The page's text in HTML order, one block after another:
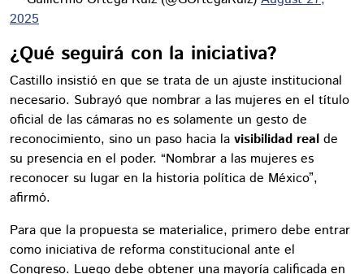
2025
¿Qué seguirá con la iniciativa?
Castillo insistió en que se trata de un ajuste institucional
necesario. Subrayó que nombrar a las mujeres en el título
oficial de las cámaras no es solamente un gesto de
reconocimiento, sino un paso hacia la visibilidad real de
su presencia en el poder. “Nombrar a las mujeres es
reconocer su lugar en la historia política de México”,
afirmó.
Para que la propuesta se materialice, primero debe entrar
como iniciativa de reforma constitucional ante el
Congreso. Luego debe obtener una mayoría calificada en